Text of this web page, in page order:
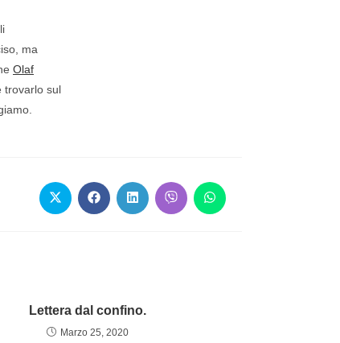
ma
Olaf
trovarlo sul
Lettera dal confino.
Marzo 25, 2020